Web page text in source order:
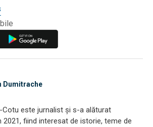
Dumitrache
Cotu este jurnalist și s-a alăturat
2021, fiind interesat de istorie, teme de